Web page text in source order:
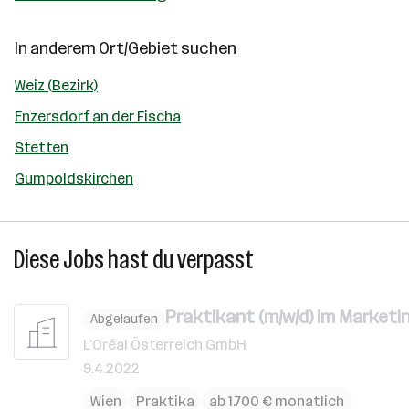
In anderem Ort/Gebiet suchen
Weiz (Bezirk)
Enzersdorf an der Fischa
Stetten
Gumpoldskirchen
Diese Jobs hast du verpasst
Abgelaufen Praktikant (m/w/d) im
L'Oréal Österreich GmbH
9.4.2022
Wien
Praktika ab 1.700 € monatlich